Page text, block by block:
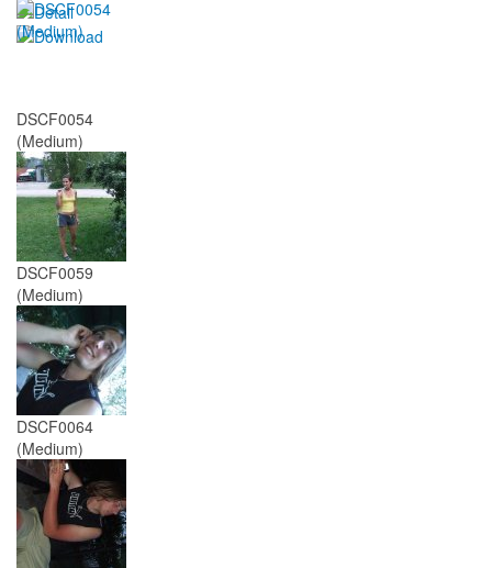
DSCF0054
(Medium)
DSCF0059
(Medium)
DSCF0064
(Medium)